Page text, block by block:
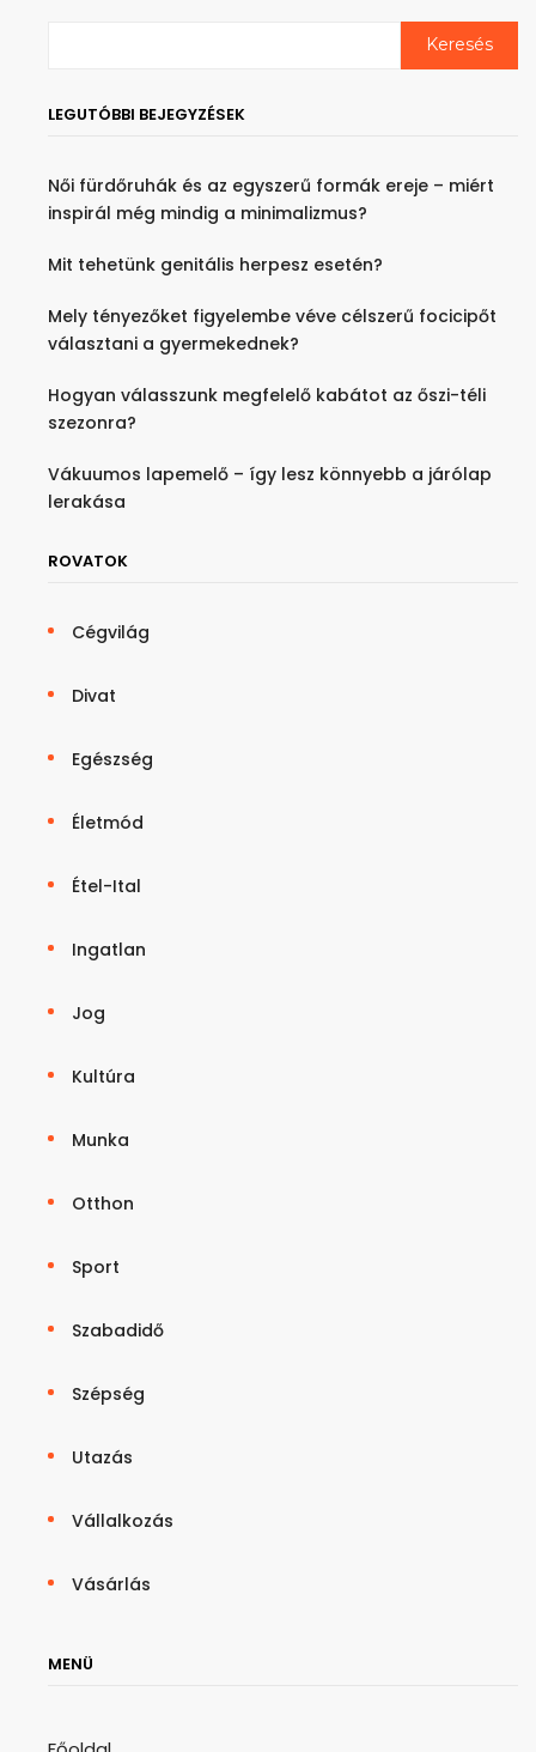
LEGUTÓBBI BEJEGYZÉSEK
Női fürdőruhák és az egyszerű formák ereje – miért
inspirál még mindig a minimalizmus?
Mit tehetünk genitális herpesz esetén?
Mely tényezőket figyelembe véve célszerű focicipőt
választani a gyermekednek?
Hogyan válasszunk megfelelő kabátot az őszi-téli
szezonra?
Vákuumos lapemelő – így lesz könnyebb a járólap
lerakása
ROVATOK
Cégvilág
Divat
Egészség
Életmód
Étel-Ital
Ingatlan
Jog
Kultúra
Munka
Otthon
Sport
Szabadidő
Szépség
Utazás
Vállalkozás
Vásárlás
MENÜ